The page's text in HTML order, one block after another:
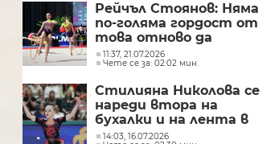
Рейчъл Стоянов: Няма
по-голяма гордост от
това отново да
представям България
11:37, 21.07.2026
Чете се за: 02:02 мин.
Стилияна Николова се
нареди втора на
бухалки и на лента в
крайното класиране на
14:03, 16.07.2026